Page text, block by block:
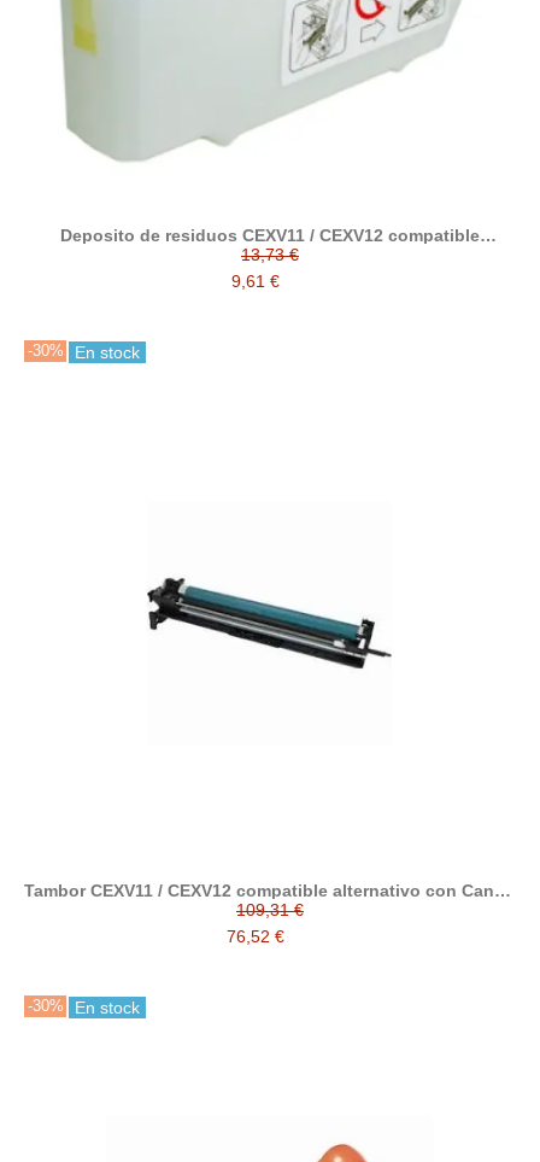
Deposito de residuos CEXV11 / CEXV12 compatible
alternativo con Canon FM2-0303-000
13,73 €
9,61 €
-30% En stock
Tambor CEXV11 / CEXV12 compatible alternativo con Canon
9630A005
109,31 €
76,52 €
-30% En stock